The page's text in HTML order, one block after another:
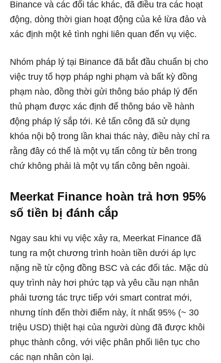
Binance và các đối tác khác, đã điều tra các hoạt
động, dòng thời gian hoạt động của kẻ lừa đảo và
xác định một kẻ tình nghi liên quan đến vụ việc.
Nhóm pháp lý tại Binance đã bắt đầu chuẩn bị cho
việc truy tố hợp pháp nghi phạm và bất kỳ đồng
phạm nào, đồng thời gửi thông báo pháp lý đến
thủ phạm được xác định để thông báo về hành
động pháp lý sắp tới. Kẻ tấn công đã sử dụng
khóa nội bộ trong lần khai thác này, điều này chỉ ra
rằng đây có thể là một vụ tấn công từ bên trong
chứ không phải là một vụ tấn công bên ngoài.
Meerkat Finance hoàn trả hơn 95%
số tiền bị đánh cắp
Ngay sau khi vụ việc xảy ra, Meerkat Finance đã
tung ra một chương trình hoàn tiền dưới áp lực
nặng nề từ cộng đồng BSC và các đối tác. Mặc dù
quy trình này hơi phức tạp và yêu cầu nạn nhân
phải tương tác trực tiếp với smart contrat mới,
nhưng tính đến thời điểm này, ít nhất 95% (~ 30
triệu USD) thiệt hại của người dùng đã được khôi
phục thành công, với việc phân phối liên tục cho
các nạn nhân còn lại.